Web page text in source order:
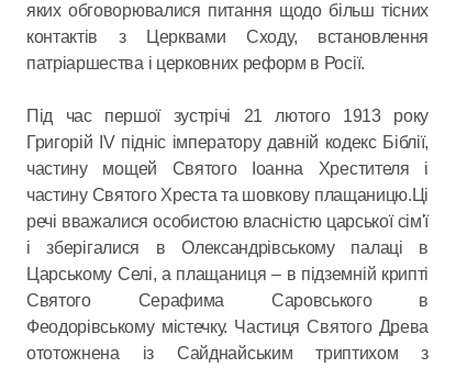
яких обговорювалися питання щодо більш тісних
контактів з Церквами Сходу, встановлення
патріаршества і церковних реформ в Росії.
Під час першої зустрічі 21 лютого 1913 року
Григорій IV підніс імператору давній кодекс Біблії,
частину мощей Святого Іоанна Хрестителя і
частину Святого Хреста та шовкову плащаницю.Ці
речі вважалися особистою власністю царської сім'ї
і зберігалися в Олександрівському палаці в
Царському Селі, а плащаниця – в підземній крипті
Святого Серафима Саровського в
Феодорівському містечку. Частиця Святого Древа
ототожнена із Сайднайським триптихом з